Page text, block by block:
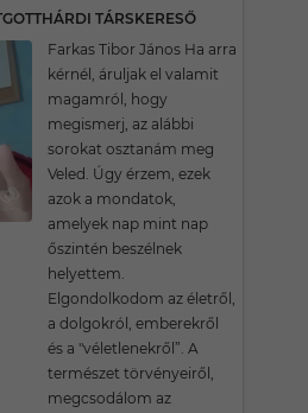
TÁRSKERESŐ
Farkas Tibor János Ha arra
kérnél, áruljak el valamit
magamról, hogy
megismerj, az alábbi
sorokat osztanám meg
Veled. Úgy érzem, ezek
azok a mondatok,
amelyek nap mint nap
őszintén beszélnek
helyettem.
Elgondolkodom az életről,
a dolgokról, emberekről
és a "véletlenekről”. A
természet törvényeiről,
megcsodálom az